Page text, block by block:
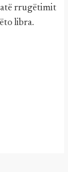
rrugëtimit
libra.